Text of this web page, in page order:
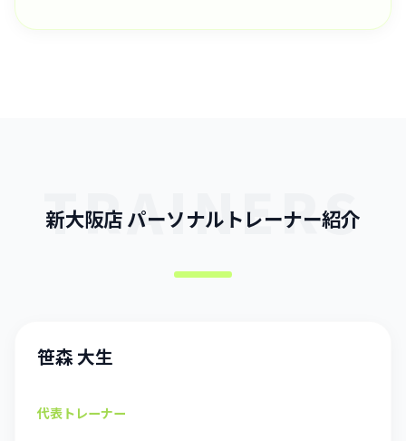
TRAINERS
新大阪店 パーソナルトレーナー紹介
笹森 大生
代表トレーナー